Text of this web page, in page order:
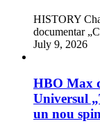
HISTORY
documentar
July 9, 2026
HBO Max
Universul
un nou